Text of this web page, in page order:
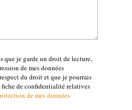
que je garde un droit de lecture,
de mes données
du droit et que je pourrais
de confidentialité relatives
de mes données